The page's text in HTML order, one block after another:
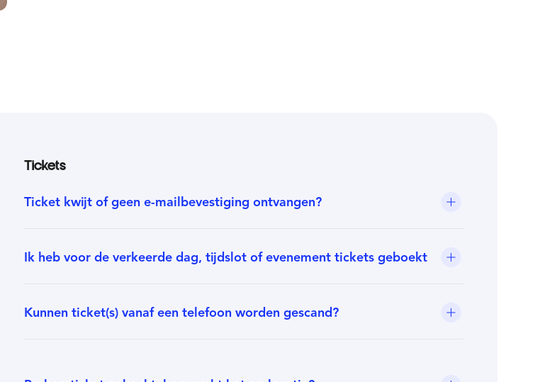
Tickets
Ticket kwijt of geen e-mailbevestiging ontvangen?
Ik heb voor de verkeerde dag, tijdslot of evenement tickets geboekt
Kunnen ticket(s) vanaf een telefoon worden gescand?